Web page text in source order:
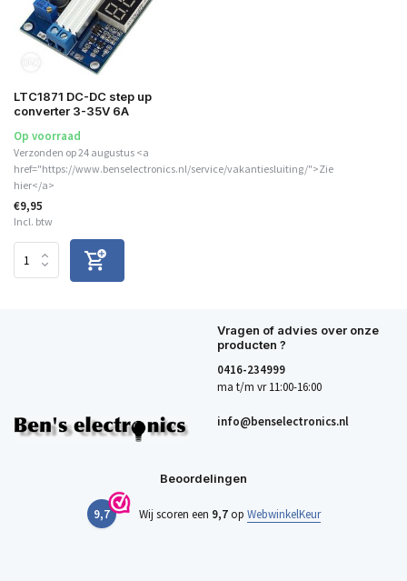
LTC1871 DC-DC step up
converter 3-35V 6A
Op voorraad
Verzonden op 24 augustus <a
href="https://www.benselectronics.nl/service/vakantiesluiting/">Zie
hier</a>
€9,95
Incl. btw
Vragen of advies over onze
producten ?
0416-234999
ma t/m vr 11:00-16:00
info@benselectronics.nl
Beoordelingen
9,7 Wij scoren een 9,7op WebwinkelKeur